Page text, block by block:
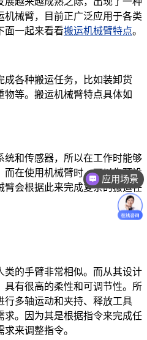
机械臂，目前正广泛应用于各类
面一起来看看搬运机械臂特点。
各种搬运任务，比如装卸货
等。搬运机械臂特点具体如
统和传感器，所以在工作时能够
而在使用机械臂时，可以先预设
臂会根据此来完成复杂的搬运任
类的手臂非常相似。而从其设计
具有很高的柔性和可调节性。所
行多轴运动和夹持、释放工具
求。因为其是根据指令来完成任
来调整指令。
应用场景
价格咨询